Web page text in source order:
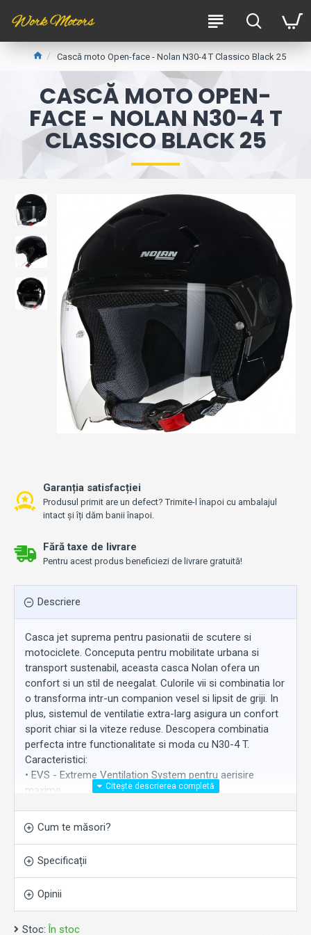
Cască moto Open-face - Nolan N30-4 T Classico Black 25
CASCĂ MOTO OPEN-
FACE - NOLAN N30-4 T
CLASSICO BLACK 25
Fără taxe de livrare
Pentru acest produs beneficiezi de livrare gratuită!
Garanția satisfacției
Produsul primit are un defect? Trimite-l înapoi cu ambalajul
intact și îți dăm banii înapoi.
Descriere
Casca jet suprema pentru pasionatii de scutere si
motociclete. Conceputa pentru mobilitate urbana si
transport sustenabil, aceasta casca Nolan ofera un
confort si un stil de neegalat. Culorile vii si combinatia lor
o transforma intr-un companion vesel si lipsit de griji. In
plus, sistemul de ventilatie extra-larg asigura un confort
sporit chiar si la viteze reduse. Descopera combinatia
perfecta intre functionalitate si moda cu N30-4 T.
Caracteristici:
• EVS - Extreme Ventilation System pentru aerisire
maxima
• Interior „Clima Comfort” detasabil, din material ecologic
• Captuseala cu structura din plasa
utilizare practica
• Inel metalic pentru utilizare cu sisteme de blocare a
castii
Specificatii:
• Omologare: J
Cum te măsori?
Specificații
Opinii
Stoc: În stoc